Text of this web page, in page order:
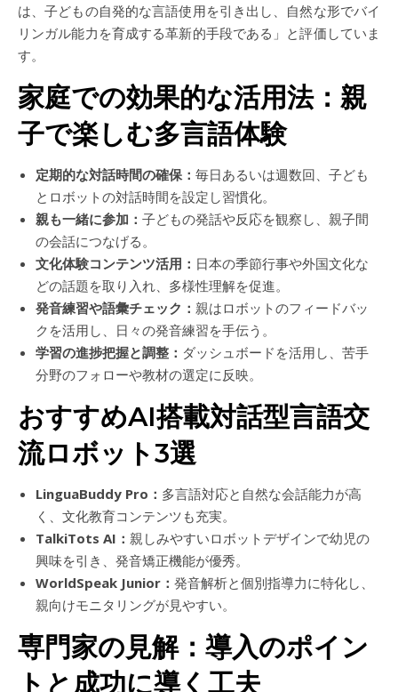
は、子どもの自発的な言語使用を引き出し、自然な形でバイ
リンガル能力を育成する革新的手段である」と評価していま
す。
家庭での効果的な活用法：親
子で楽しむ多言語体験
定期的な対話時間の確保： 毎日あるいは週数回、子ども
とロボットの対話時間を設定し習慣化。
親も一緒に参加： 子どもの発話や反応を観察し、親子間
の会話につなげる。
文化体験コンテンツ活用： 日本の季節行事や外国文化な
どの話題を取り入れ、多様性理解を促進。
発音練習や語彙チェック： 親はロボットのフィードバッ
クを活用し、日々の発音練習を手伝う。
学習の進捗把握と調整： ダッシュボードを活用し、苦手
分野のフォローや教材の選定に反映。
おすすめAI搭載対話型言語交
流ロボット3選
LinguaBuddy Pro： 多言語対応と自然な会話能力が高
く、文化教育コンテンツも充実。
TalkiTots AI： 親しみやすいロボットデザインで幼児の
興味を引き、発音矯正機能が優秀。
WorldSpeak Junior： 発音解析と個別指導力に特化し、
親向けモニタリングが見やすい。
専門家の見解：導入のポイン
トと成功に導く工夫